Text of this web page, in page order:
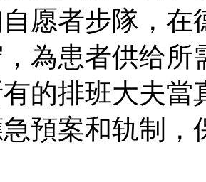
愿者步隊，在
為患者供给所
的排班大夫當
預案和轨制，